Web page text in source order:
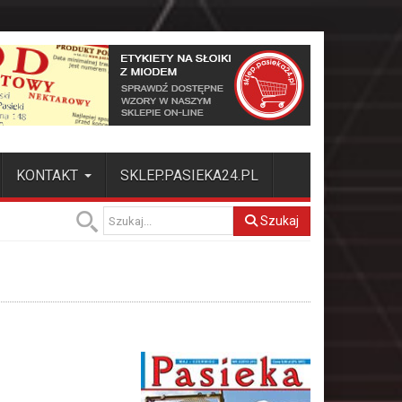
KONTAKT SKLEP.PASIEKA24.PL
Szukaj